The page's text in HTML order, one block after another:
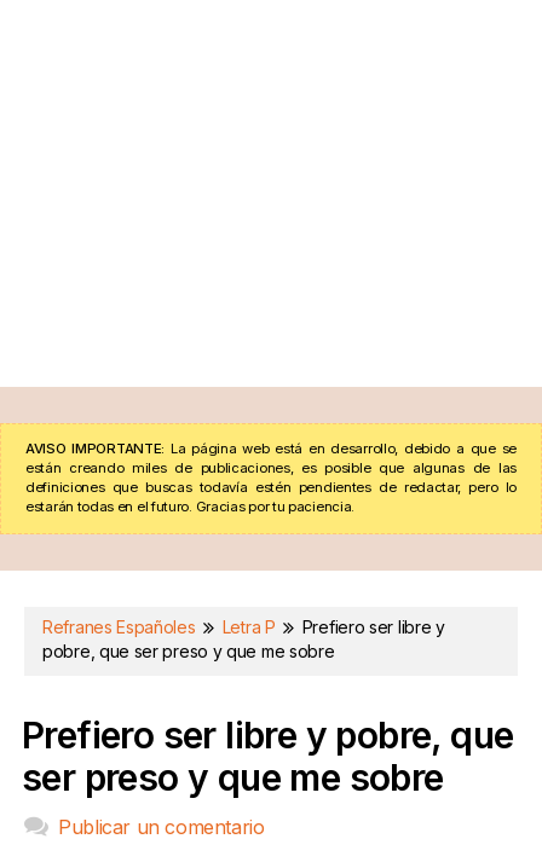
AVISO IMPORTANTE: La página web está en desarrollo, debido a que se
están creando miles de publicaciones, es posible que algunas de las
definiciones que buscas todavía estén pendientes de redactar, pero lo
estarán todas en el futuro. Gracias por tu paciencia.
Refranes Españoles Letra P
Prefiero ser libre y
pobre, que ser preso y que me sobre
Prefiero ser libre y pobre, que
ser preso y que me sobre
Publicar un comentario